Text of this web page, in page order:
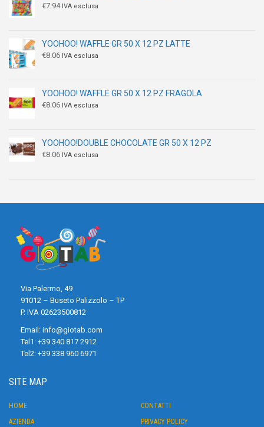
€7.94 IVA esclusa
YOOHOO! WAFFLE GR 50 X 12 PZ LATTE
€8.06 IVA esclusa
YOOHOO! WAFFLE GR 50 X 12 PZ FRAGOLA
€8.06 IVA esclusa
YOOHOO!DOUBLE CHOCOLATE GR 50 X 12 PZ
€8.06 IVA esclusa
Via Palermo, 49
91012 – Buseto Palizzolo – TP
P. IVA 02623500812
Email: info@giotab.com
Tel1: +39 340 817 2912
Tel2: +39 338 960 6971
SITE MAP
HOME
AZIENDA
CONTATTI
PRIVACY POLICY